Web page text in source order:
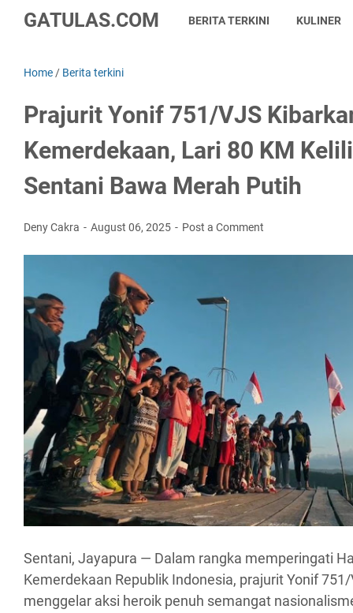
GATULAS.COM BERITA TERKINI KULINER
Home / Berita terkini
Prajurit Yonif 751/VJS
Kemerdekaan, Lari 80 KM
Sentani Bawa Merah Putih
Deny Cakra August 06, 2025 Post a Comment
Sentani, Jayapura — Dalam rangka memperingati
Kemerdekaan Republik Indonesia, prajurit Yonif
menggelar aksi heroik penuh semangat